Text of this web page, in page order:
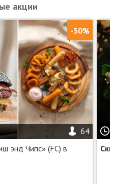
акции
-30%
64
энд Чипс» (FC) в